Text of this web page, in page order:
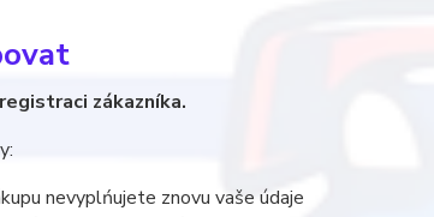
zákazníka.
nevyplńujete znovu vaše údaje